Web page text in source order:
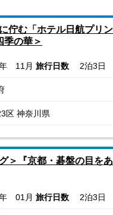
に佇む「ホテル日航プ
季の華＞
11月 旅行日数 2泊3日
区 神奈川県
＞『京都・碁盤の目
01月 旅行日数 2泊3日